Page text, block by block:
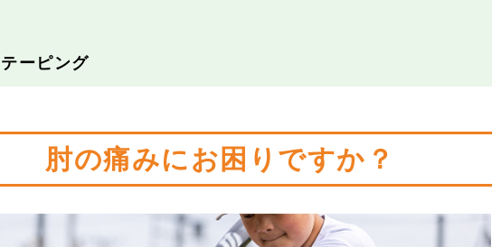
ーピング
肘の痛みにお困りですか？